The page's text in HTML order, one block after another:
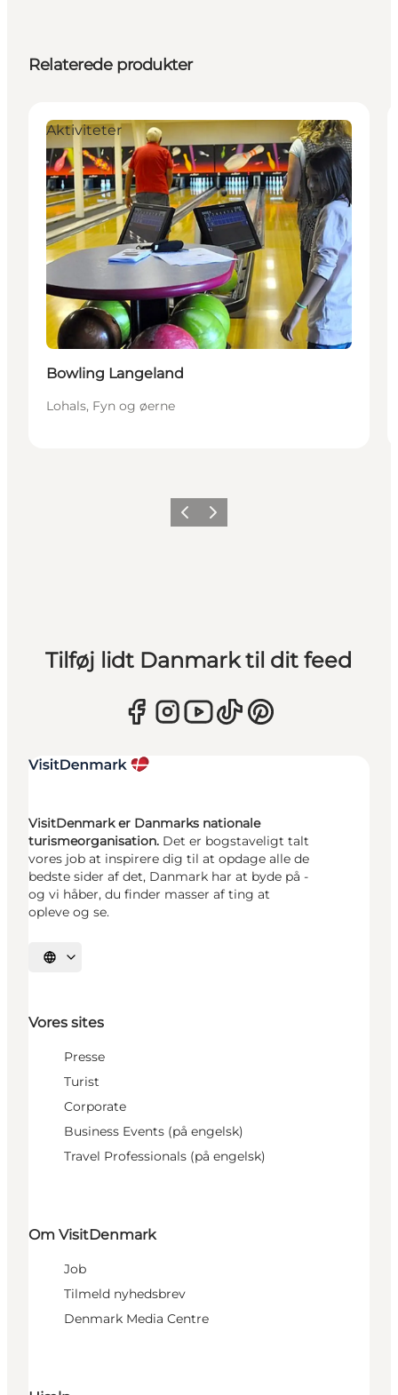
Relaterede produkter
Aktiviteter
Bowling Langeland
Lohals, Fyn og øerne
ForrigeNæste
Tilføj lidt Danmark til dit feed
VisitDenmark er Danmarks nationale
turismeorganisation. Det er bogstaveligt talt
vores job at inspirere dig til at opdage alle de
bedste sider af det, Danmark har at byde på -
og vi håber, du finder masser af ting at
opleve og se.
Vælg sprog
Vores sites
Presse
Turist
Corporate
Business Events (på engelsk)
Travel Professionals (på engelsk)
Om VisitDenmark
Job
Tilmeld nyhedsbrev
Denmark Media Centre